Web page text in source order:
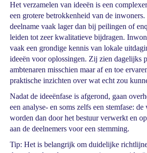
Het verzamelen van ideeën is een
een grotere betrokkenheid van de
deelname vaak lager dan bij peilingen of
leiden tot zeer kwalitatieve bijdragen.
vaak een grondige kennis van lokale
ideeën voor oplossingen. Zij zien dagelijks
ambtenaren misschien maar af en toe
praktische inzichten over wat echt zou
Nadat de ideeënfase is afgerond, gaan
een analyse- en soms zelfs een stemfase: de
worden dan door het bestuur verwerkt en
aan de deelnemers voor een stemming.
Tip: Het is belangrijk om duidelijke